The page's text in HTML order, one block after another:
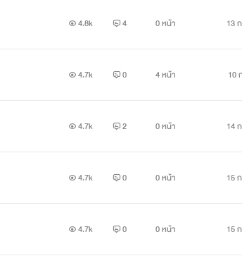
ป็นนักธุรกิจที่ทำรีสอร์ททางภาคใต้
าพไม่ได้มีส่วนเกี่ยวข้องใดๆทั้งสิ้นผู้เขียนเพียงน
4.8k 4 0 หน้า 13
4.7k 0 4 หน้า 10
4.7k 2 0 หน้า 14
4.7k 0 0 หน้า 15
4.7k 0 0 หน้า 15